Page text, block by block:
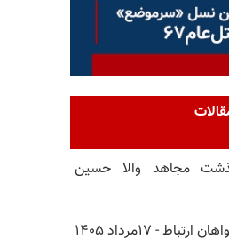
مجاهد والا حسین
- ۱۷مرداد ۱۴۰۵